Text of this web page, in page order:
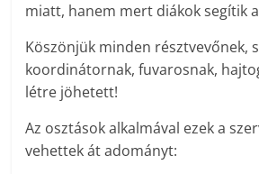
miatt, hanem mert diákok segítik
Köszönjük minden résztvevőnek,
koordinátornak, fuvarosnak,
létre jöhetett!
Az osztások alkalmával ezek a
vehettek át adományt: